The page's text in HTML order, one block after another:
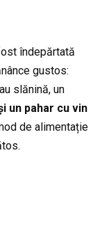
îndepărtată
gustos:
slănină, un
un pahar cu vin
de alimentație